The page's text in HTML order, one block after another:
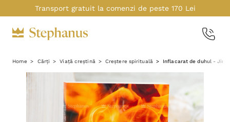
Transport gratuit la comenzi de peste 170 Lei
Home Cărți Viață creștină Creștere spirituală Inflacarat de duhul - Jim